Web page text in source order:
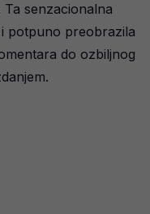
senzacionalna
potpuno preobrazila
do ozbiljnog